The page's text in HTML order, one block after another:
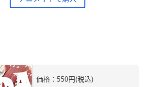
価格：550円(税込)